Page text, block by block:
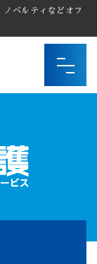
ベルティなどオフ